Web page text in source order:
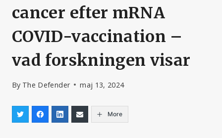
cancer efter mRNA
COVID-vaccination –
vad forskningen visar
By The Defender maj 13, 2024
More